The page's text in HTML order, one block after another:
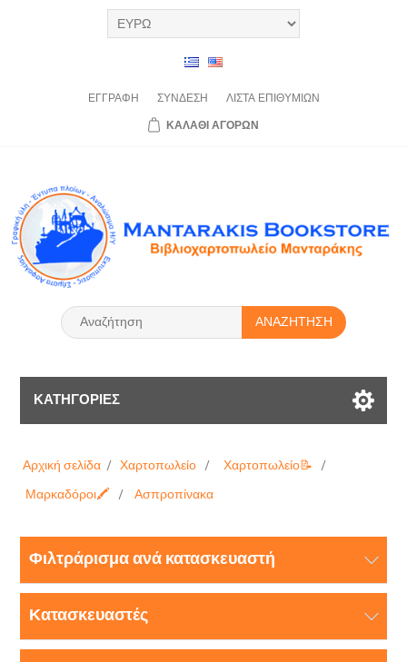
ΕΓΓΡΑΦΉ ΣΎΝΔΕΣΗ ΛΊΣΤΑ ΕΠΙΘΥΜΙΏΝ
ΚΑΛΆΘΙ ΑΓΟΡΏΝ
ΑΝΑΖΉΤΗΣΗ
ΚΑΤΗΓΟΡΊΕΣ
Αρχική σελίδα / Χαρτοπωλείο / Χαρτοπωλείο📝
/
Μαρκαδόροι🖍️
/ Ασπροπίνακα
Φιλτράρισμα ανά κατασκευαστή
Κατασκευαστές